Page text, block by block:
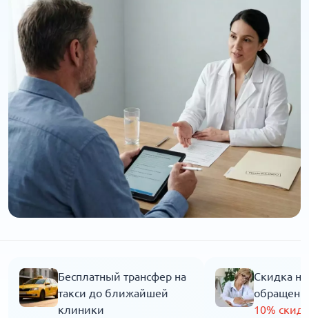
Бесплатный трансфер на
такси до ближайшей
клиники
Скидка
10%